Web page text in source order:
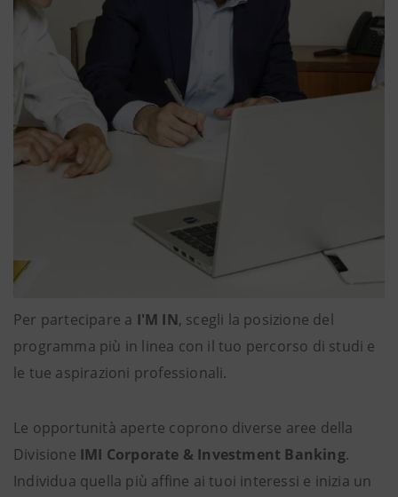
Per partecipare a I'M IN, scegli la posizione del
programma più in linea con il tuo percorso di studi e
le tue aspirazioni professionali.
Le opportunità aperte coprono diverse aree della
Divisione IMI Corporate & Investment Banking.
Individua quella più affine ai tuoi interessi e inizia un